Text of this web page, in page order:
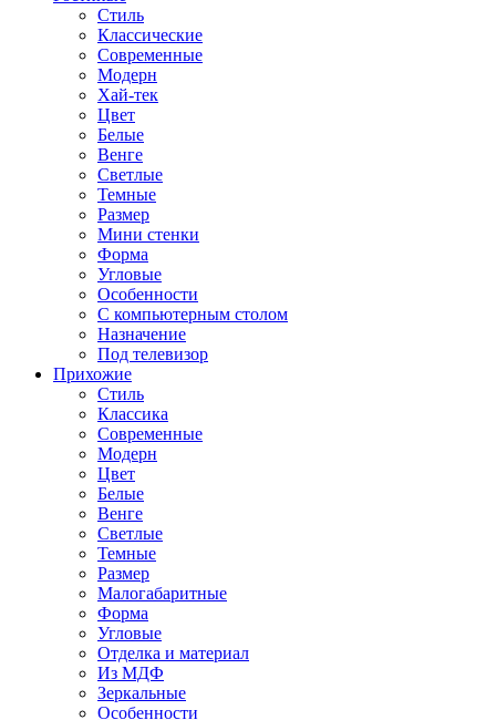
Стиль
Классические
Современные
Модерн
Хай-тек
Цвет
Белые
Венге
Светлые
Темные
Размер
Мини стенки
Форма
Угловые
Особенности
С компьютерным столом
Назначение
Под телевизор
Прихожие
Стиль
Классика
Современные
Модерн
Цвет
Белые
Венге
Светлые
Темные
Размер
Малогабаритные
Форма
Угловые
Отделка и материал
Из МДФ
Зеркальные
Особенности